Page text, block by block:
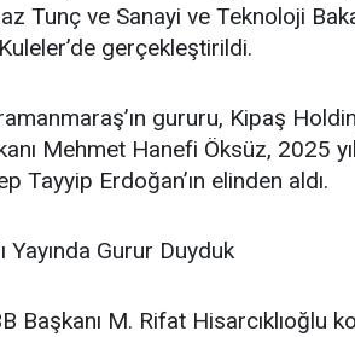
Tunç ve Sanayi ve Teknoloji
gerçekleştirildi.
gururu, Kipaş
Mehmet Hanefi Öksüz, 2025
Tayyip Erdoğan’ın elinden aldı.
Yayında Gurur Duyduk
Başkanı M. Rifat Hisarcıklıoğlu